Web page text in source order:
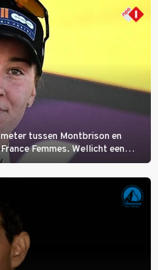
tussen Montbrison en
Femmes. Wellicht een
de witte trui won.